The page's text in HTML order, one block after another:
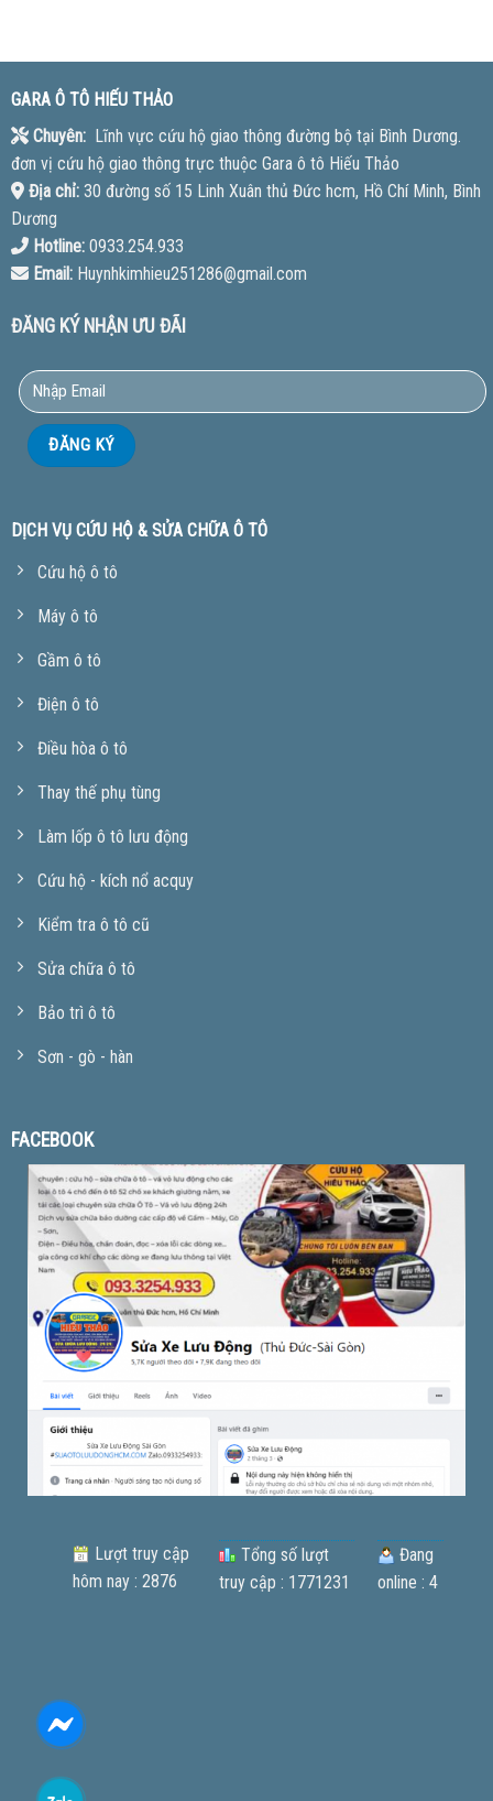
GARA Ô TÔ HIẾU THẢO
Chuyên:Lĩnh vực cứu hộ giao thông đường bộ tại Bình Dương.
đơn vị cứu hộ giao thông trực thuộc Gara ô tô Hiếu Thảo
Địa chỉ:30 đường số 15 Linh Xuân thủ Đức hcm, Hồ Chí Minh, Bình
Dương
Hotline:0933.254.933
Email:Huynhkimhieu251286@gmail.com
ĐĂNG KÝ NHẬN ƯU ĐÃI
DỊCH VỤ CỨU HỘ & SỬA CHỮA Ô TÔ
Cứu hộ ô tô
Máy ô tô
Gầm ô tô
Điện ô tô
Điều hòa ô tô
Thay thế phụ tùng
Làm lốp ô tô lưu động
Cứu hộ - kích nổ acquy
Kiểm tra ô tô cũ
Sửa chữa ô tô
Bảo trì ô tô
Sơn - gò - hàn
FACEBOOK
Lượt truy cập
hôm nay : 2876
Tổng số lượt
truy cập : 1771231
Đang
online : 4